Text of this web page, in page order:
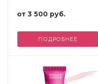
от 3 500 руб.
ПОДРОБНЕЕ